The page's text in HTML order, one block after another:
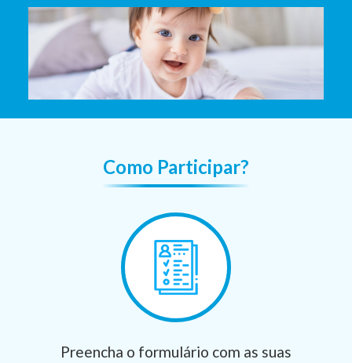
Como Participar?
Preencha o formulário com as suas